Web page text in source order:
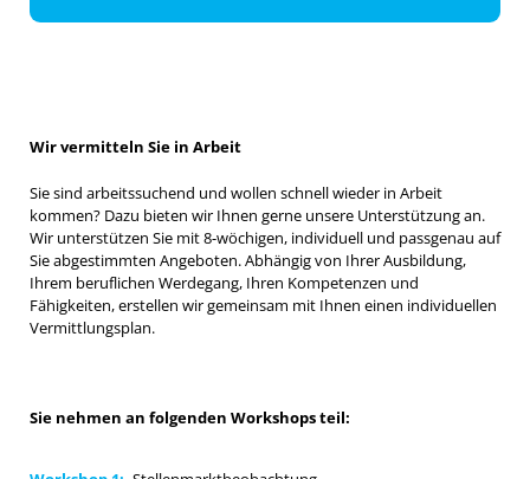
Wir vermitteln Sie in Arbeit
Sie sind arbeitssuchend und wollen schnell wieder in Arbeit
kommen? Dazu bieten wir Ihnen gerne unsere Unterstützung an.
Wir unterstützen Sie mit 8-wöchigen, individuell und passgenau auf
Sie abgestimmten Angeboten. Abhängig von Ihrer Ausbildung,
Ihrem beruflichen Werdegang, Ihren Kompetenzen und
Fähigkeiten, erstellen wir gemeinsam mit Ihnen einen individuellen
Vermittlungsplan.
Sie nehmen an folgenden Workshops teil: